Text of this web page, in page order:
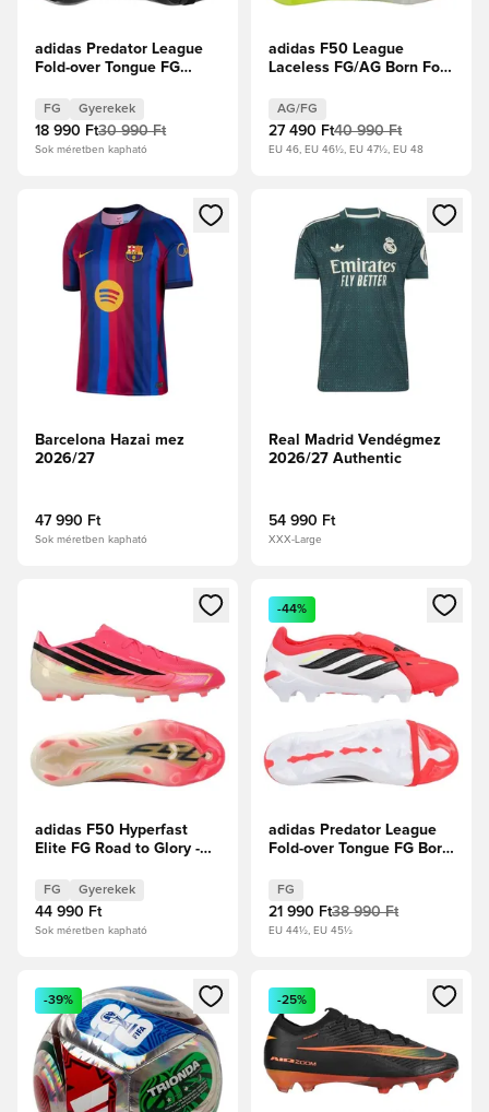
adidas Predator League
Fold-over Tongue FG
Black/Fehér cipők/
Élénkpiros Gyerek
FG Gyerekek
18 990 Ft30 990 Ft
Sok méretben kapható
adidas F50 League
Laceless FG/AG Born For
Black/Élénkpiros
AG/FG
27 490 Ft40 990 Ft
EU 46, EU 46½, EU 47½, EU 48
Megnyit egy modált a bejelentkezéshez vagy a tagként
Barcelona Hazai mez
2026/27
47 990 Ft
Sok méretben kapható
Megnyit egy modált a
Real Madrid Vendégmez
2026/27 Authentic
54 990 Ft
XXX-Large
Megnyit egy modált a bejelentkezéshez vagy a tagként
adidas F50 Hyperfast
Elite FG Road to Glory -
Black/Arany metál Gyerek
FG Gyerekek
44 990 Ft
Sok méretben kapható
Megnyit egy modált a
-44%
adidas Predator League
Fold-over Tongue FG Born
Élénkpiros/Core
Black/Fehér cipők
FG
21 990 Ft38 990 Ft
EU 44½, EU 45½
Megnyit egy modált a bejelentkezéshez vagy a tagként
-39%
Megnyit egy modált a
-25%